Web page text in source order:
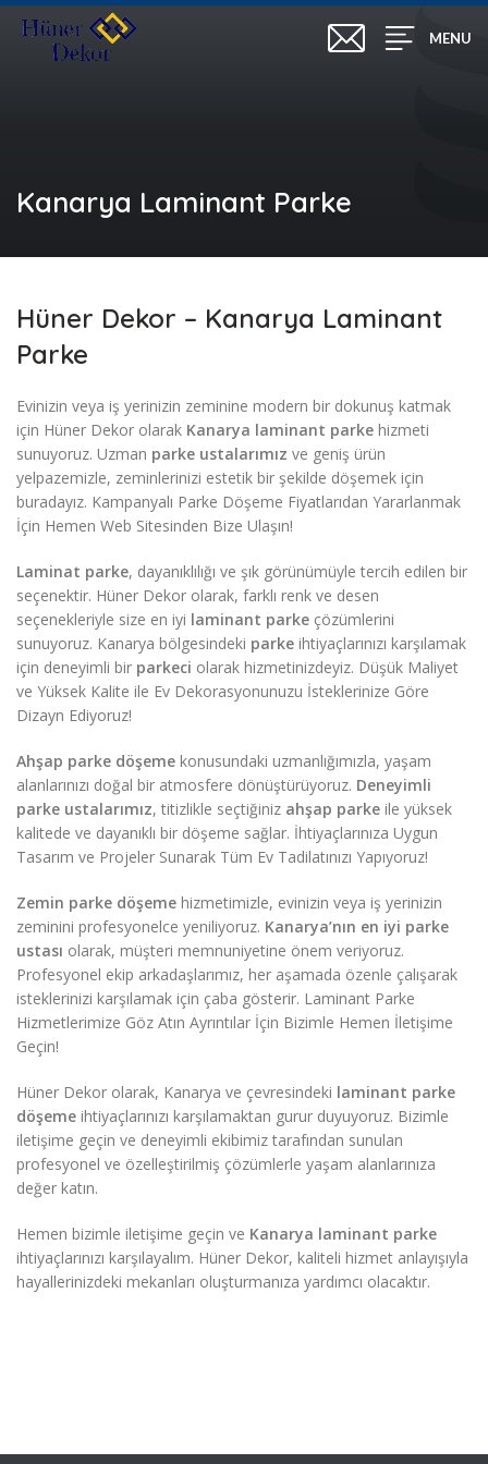
MENU
Kanarya Laminant Parke
Hüner Dekor – Kanarya Laminant
Parke
Evinizin veya iş yerinizin zeminine modern bir dokunuş katmak
için Hüner Dekor olarak Kanarya laminant parke hizmeti
sunuyoruz. Uzman parke ustalarımız ve geniş ürün
yelpazemizle, zeminlerinizi estetik bir şekilde döşemek için
buradayız. Kampanyalı Parke Döşeme Fiyatlarıdan Yararlanmak
İçin Hemen Web Sitesinden Bize Ulaşın!
Laminat parke, dayanıklılığı ve şık görünümüyle tercih edilen bir
seçenektir. Hüner Dekor olarak, farklı renk ve desen
seçenekleriyle size en iyi laminant parke çözümlerini
sunuyoruz. Kanarya bölgesindeki parke ihtiyaçlarınızı karşılamak
için deneyimli bir parkeci olarak hizmetinizdeyiz. Düşük Maliyet
ve Yüksek Kalite ile Ev Dekorasyonunuzu İsteklerinize Göre
Dizayn Ediyoruz!
Ahşap parke döşeme konusundaki uzmanlığımızla, yaşam
alanlarınızı doğal bir atmosfere dönüştürüyoruz. Deneyimli
parke ustalarımız, titizlikle seçtiğiniz ahşap parke ile yüksek
kalitede ve dayanıklı bir döşeme sağlar. İhtiyaçlarınıza Uygun
Tasarım ve Projeler Sunarak Tüm Ev Tadilatınızı Yapıyoruz!
Zemin parke döşeme hizmetimizle, evinizin veya iş yerinizin
zeminini profesyonelce yeniliyoruz. Kanarya’nın en iyi parke
ustası olarak, müşteri memnuniyetine önem veriyoruz.
Profesyonel ekip arkadaşlarımız, her aşamada özenle çalışarak
isteklerinizi karşılamak için çaba gösterir. Laminant Parke
Hizmetlerimize Göz Atın Ayrıntılar İçin Bizimle Hemen İletişime
Geçin!
Hüner Dekor olarak, Kanarya ve çevresindeki laminant parke
döşeme ihtiyaçlarınızı karşılamaktan gurur duyuyoruz. Bizimle
iletişime geçin ve deneyimli ekibimiz tarafından sunulan
profesyonel ve özelleştirilmiş çözümlerle yaşam alanlarınıza
değer katın.
Hemen bizimle iletişime geçin ve Kanarya laminant parke
ihtiyaçlarınızı karşılayalım. Hüner Dekor, kaliteli hizmet anlayışıyla
hayallerinizdeki mekanları oluşturmanıza yardımcı olacaktır.